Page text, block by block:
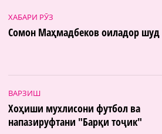
ХАБАРИ РӮЗ
Сомон Маҳмадбеков оиладор шуд
ВАРЗИШ
Хоҳиши мухлисони футбол ва
напазируфтани "Барқи тоҷик"